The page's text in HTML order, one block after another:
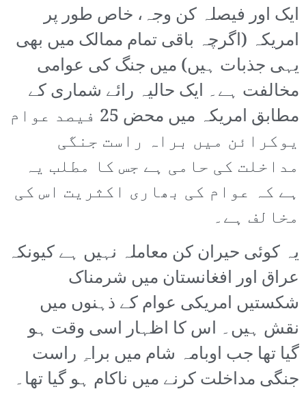
ایک اور فیصلہ کن وجہ، خاص طور پر
امریکہ (اگرچہ باقی تمام ممالک میں بھی
یہی جذبات ہیں) میں جنگ کی عوامی
مخالفت ہے۔ ایک حالیہ رائے شماری کے
مطابق امریکہ میں محض 25 فیصد عوام
یوکرائن میں براہ راست جنگی
مداخلت کی حامی ہے جس کا مطلب یہ
ہے کہ عوام کی بھاری اکثریت اس کی
مخالف ہے۔
یہ کوئی حیران کن معاملہ نہیں ہے کیونکہ
عراق اور افغانستان میں شرمناک
شکستیں امریکی عوام کے ذہنوں میں
نقش ہیں۔ اس کا اظہار اسی وقت ہو
گیا تھا جب اوبامہ شام میں براہِ راست
جنگی مداخلت کرنے میں ناکام ہو گیا تھا۔